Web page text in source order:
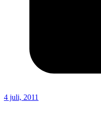
4 juli, 2011